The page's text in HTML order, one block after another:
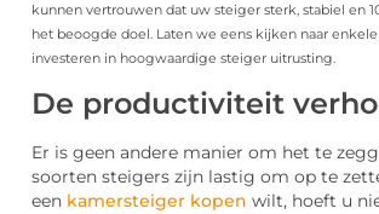
kunnen vertrouwen dat uw steiger sterk, stabiel en
het beoogde doel. Laten we eens kijken naar
investeren in hoogwaardige steiger uitrusting.
De productiviteit
Er is geen andere manier om het te
soorten steigers zijn lastig om op te
een kamersteiger kopen wilt, hoeft u